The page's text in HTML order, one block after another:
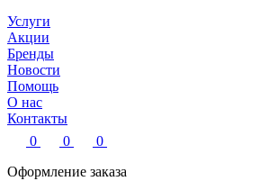
Услуги
Акции
Бренды
Новости
Помощь
О нас
Контакты
0
0
0
Оформление заказа